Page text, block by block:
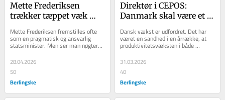
Mette Frederiksen
trækker tæppet væk
velstand: Her er fem
fejltrin
Mette Frederiksen fremstilles ofte
som en pragmatisk og ansvarlig
statsminister. Men ser man nøgternt
på de økonomiske kendetegn ved
hendes tid på...
28.04.2026
50
Berlingske
Direktør i CEPOS:
Danmark skal være et
det er tilladt at vokse ud
over
Dansk vækst er udfordret. Det har
været en sandhed i en årrække, at
produktivitetsvæksten i både
Danmark og Europa har været
væsentligt...
31.03.2026
40
Berlingske